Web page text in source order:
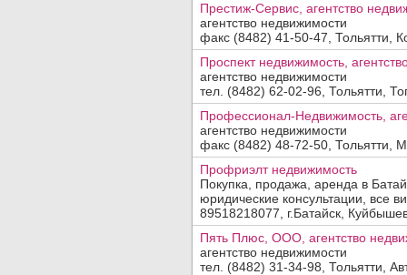
Престиж-Сервис, агентство
агентство недвижимости
факс (8482) 41-50-47, Тольятти,
Проспект недвижимость,
агентство недвижимости
тел. (8482) 62-02-96, Тольятти,
Профессионал-Недвижимость,
агентство недвижимости
факс (8482) 48-72-50, Тольятти,
Профриэлт недвижимость
Покупка, продажа, аренда в
юридические консультации, все
89518218077, г.Батайск,
Пять Плюс, ООО, агентство
агентство недвижимости
тел. (8482) 31-34-98, Тольятти,